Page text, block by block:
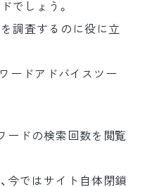
でしょう。
調査するのに役に立
ードアドバイスツー
ードの検索回数を閲覧
今ではサイト自体閉鎖